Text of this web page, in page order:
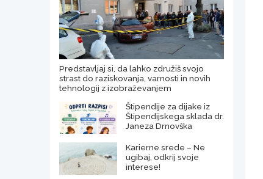
Predstavljaj si, da lahko združiš svojo
strast do raziskovanja, varnosti in novih
tehnologij z izobraževanjem
Štipendije za dijake iz
Štipendijskega sklada dr.
Janeza Drnovška
Karierne srede – Ne
ugibaj, odkrij svoje
interese!